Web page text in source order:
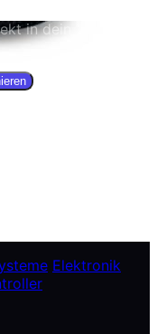
in dein
Elektronik